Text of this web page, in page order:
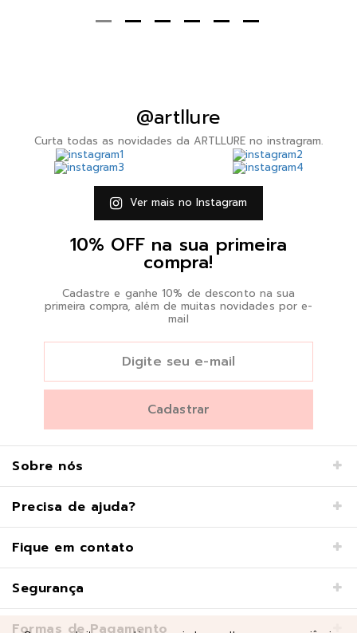
@artllure
Curta todas as novidades da ARTLLURE no instragram.
Ver mais no Instagram
10% OFF na sua primeira
compra!
Cadastre e ganhe 10% de desconto na sua
primeira compra, além de muitas novidades por e-
mail
Sobre nós
Precisa de ajuda?
Fique em contato
Segurança
Formas de Pagamento